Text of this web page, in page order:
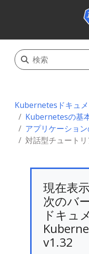
Kubernetesドキュメ
Kubernetesの基
アプリケーショ
対話型チュート
現在表
次のバ
ドキュ
v1.32